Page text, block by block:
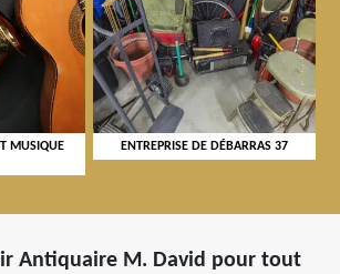
MUSIQUE
ENTREPRISE DE DÉBARRAS 37
Antiquaire M. David pour tout